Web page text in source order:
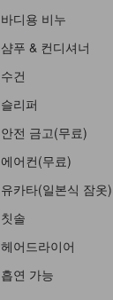
바디용 비누
샴푸 & 컨디셔너
수건
슬리퍼
안전 금고(무료)
에어컨(무료)
유카타(일본식 잠옷)
칫솔
헤어드라이어
흡연 가능